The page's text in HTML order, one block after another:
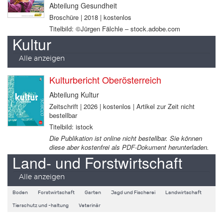
Abteilung Gesundheit
Broschüre | 2018 | kostenlos
Titelbild: ©Jürgen Fälchle – stock.adobe.com
Kultur
Alle anzeigen
Kulturbericht Oberösterreich
Abteilung Kultur
Zeitschrift | 2026 | kostenlos | Artikel zur Zeit nicht
bestellbar
Titelbild: istock
Die Publikation ist online nicht bestellbar. Sie können
diese aber kostenfrei als PDF-Dokument herunterladen.
Land- und Forstwirtschaft
Alle anzeigen
Boden Forstwirtschaft Garten Jagd und Fischerei Landwirtschaft
Tierschutz und -haltung Veterinär